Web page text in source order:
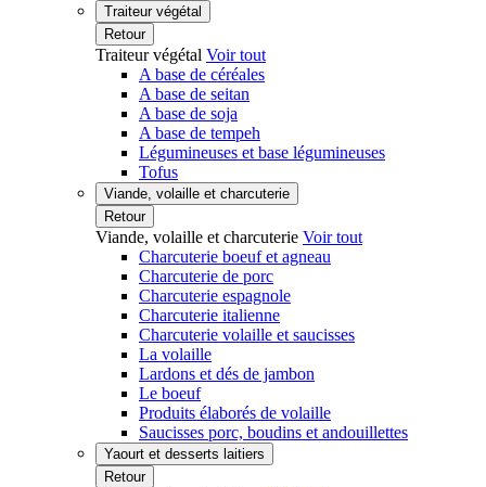
Traiteur végétal
Retour
Traiteur végétal Voir tout
A base de céréales
A base de seitan
A base de soja
A base de tempeh
Légumineuses et base légumineuses
Tofus
Viande, volaille et charcuterie
Retour
Viande, volaille et charcuterie Voir tout
Charcuterie boeuf et agneau
Charcuterie de porc
Charcuterie espagnole
Charcuterie italienne
Charcuterie volaille et saucisses
La volaille
Lardons et dés de jambon
Le boeuf
Produits élaborés de volaille
Saucisses porc, boudins et andouillettes
Yaourt et desserts laitiers
Retour